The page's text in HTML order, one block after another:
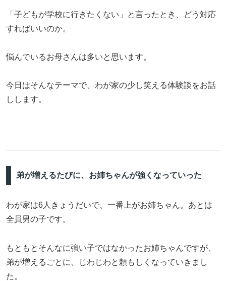
「子どもが学校に行きたくない」と言ったとき、どう対応
すればいいのか。
悩んでいるお母さんは多いと思います。
今日はそんなテーマで、わが家の少し笑える体験談をお話
しします。
弟が増えるたびに、お姉ちゃんが強くなっていった
わが家は6人きょうだいで、一番上がお姉ちゃん。あとは
全員男の子です。
もともとそんなに強い子ではなかったお姉ちゃんですが、
弟が増えるごとに、じわじわと頼もしくなっていきまし
た。